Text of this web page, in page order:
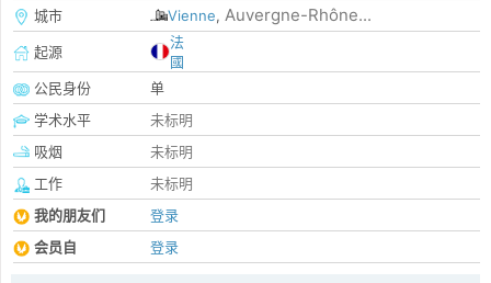
城市
Vienne, Auvergne-Rhône...
起源
法
國
公民身份
单
学术水平
未标明
吸烟
未标明
工作
未标明
我的朋友们
登录
会员自
登录